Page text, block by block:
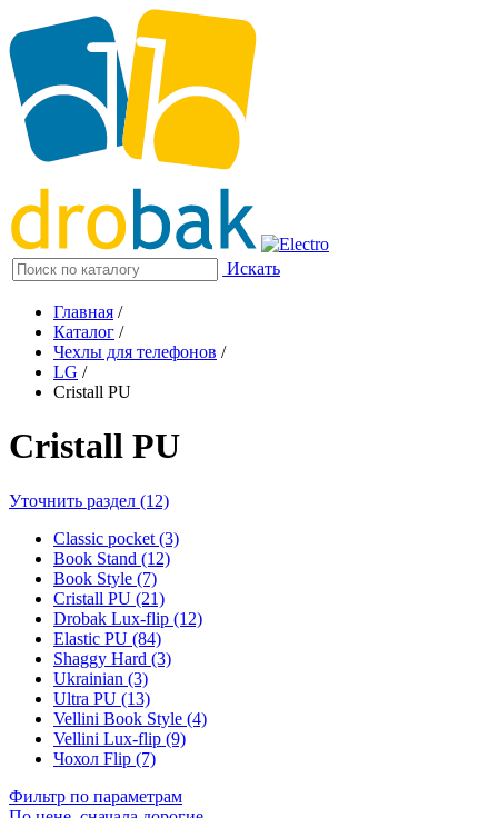
Искать
Главная /
Каталог /
Чехлы для телефонов /
LG /
Cristall PU
Cristall PU
Уточнить раздел (12)
Classic pocket (3)
Book Stand (12)
Book Style (7)
Cristall PU (21)
Drobak Lux-flip (12)
Elastic PU (84)
Shaggy Hard (3)
Ukrainian (3)
Ultra PU (13)
Vellini Book Style (4)
Vellini Lux-flip (9)
Чохол Flip (7)
Фильтр по параметрам